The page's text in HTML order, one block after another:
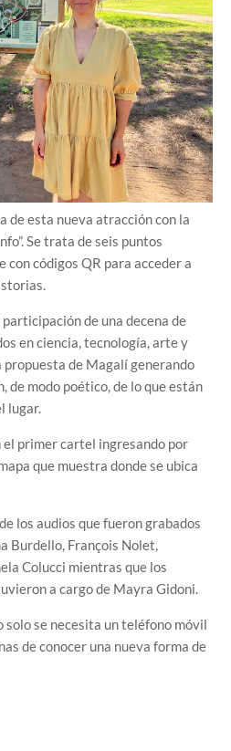
de esta nueva atracción con la
Se trata de seis puntos
códigos QR para acceder a
de una decena de
en ciencia, tecnología, arte y
propuesta de Magalí generando
de modo poético, de lo que están
lugar.
primer cartel ingresando por
que muestra donde se ubica
los audios que fueron grabados
Burdello, François Nolet,
Colucci mientras que los
a cargo de Mayra Gidoni.
se necesita un teléfono móvil
de conocer una nueva forma de